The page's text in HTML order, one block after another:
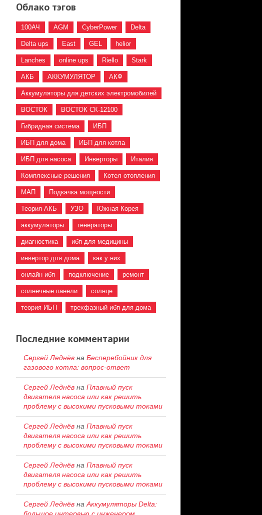
Облако тэгов
100АЧ AGM CyberPower Delta
Delta ups East GEL helior
Lanches online ups Riello Stark
АКБ АККУМУЛЯТОР АКФ
Аккумуляторы для детских электромобилей
ВОСТОК ВОСТОК СК-12100
Гибридная система ИБП
ИБП для дома ИБП для котла
ИБП для насоса Инверторы Италия
Комплексные решения Котел отопления
МАП Подкачка мощности
Теория АКБ УЗО Южная Корея
аккумуляторы генераторы
диагностика ибп для медицины
инвертор для дома как у них
онлайн ибп подключение ремонт
солнечные панели солнце
теория ИБП трехфазный ибп для дома
Последние комментарии
Сергей Леднёв наБесперебойник для
газового котла: вопрос-ответ
Сергей Леднёв наПлавный пуск
двигателя насоса или как решить
проблему c высокими пусковыми токами
Сергей Леднёв наПлавный пуск
двигателя насоса или как решить
проблему c высокими пусковыми токами
Сергей Леднёв наПлавный пуск
двигателя насоса или как решить
проблему c высокими пусковыми токами
Сергей Леднёв наАккумуляторы Delta: